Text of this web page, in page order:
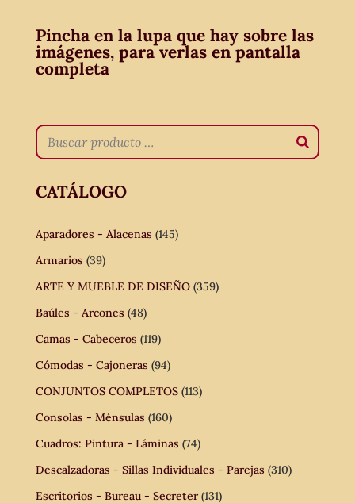
Pincha en la lupa que hay sobre las
imágenes, para verlas en pantalla
completa
CATÁLOGO
Aparadores - Alacenas (145)
Armarios (39)
ARTE Y MUEBLE DE DISEÑO (359)
Baúles - Arcones (48)
Camas - Cabeceros (119)
Cómodas - Cajoneras (94)
CONJUNTOS COMPLETOS (113)
Consolas - Ménsulas (160)
Cuadros: Pintura - Láminas (74)
Descalzadoras - Sillas Individuales - Parejas (310)
Escritorios - Bureau - Secreter (131)